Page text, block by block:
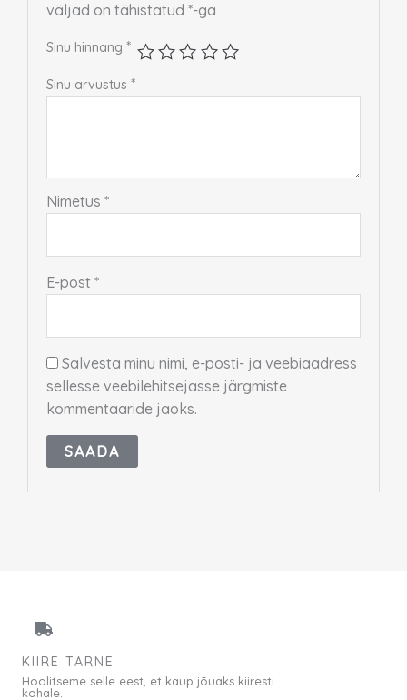
väljad on tähistatud*-ga
Sinu hinnang*
Sinu arvustus*
Nimetus*
E-post*
Salvesta minu nimi, e-posti- ja veebiaadress
sellesse veebilehitsejasse järgmiste
kommentaaride jaoks.
KIIRE TARNE
Hoolitseme selle eest, et kaup jõuaks kiiresti
kohale.